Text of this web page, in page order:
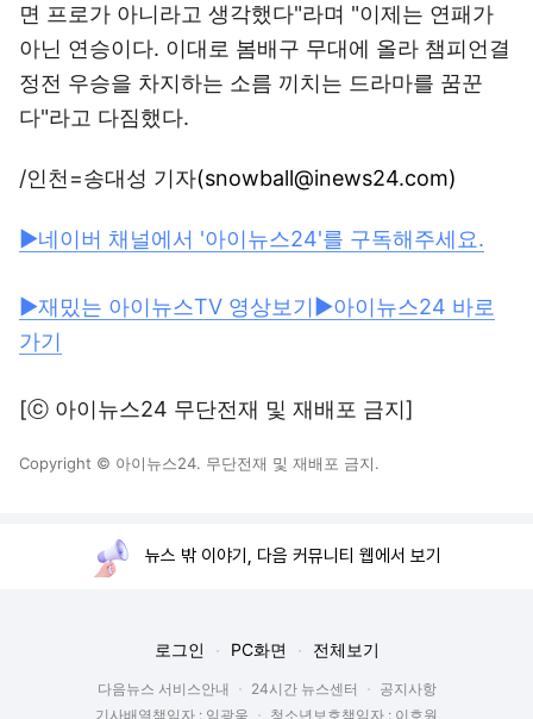
면 프로가 아니라고 생각했다"라며 "이제는 연패가
아닌 연승이다. 이대로 봄배구 무대에 올라 챔피언결
정전 우승을 차지하는 소름 끼치는 드라마를 꿈꾼
다"라고 다짐했다.
/인천=송대성 기자(snowball@inews24.com)
▶네이버 채널에서 '아이뉴스24'를 구독해주세요.
▶재밌는 아이뉴스TV 영상보기 ▶아이뉴스24 바로
가기
[ⓒ 아이뉴스24 무단전재 및 재배포 금지]
Copyright © 아이뉴스24. 무단전재 및 재배포 금지.
뉴스 밖 이야기, 다음 커뮤니티 웹에서 보기
로그인 PC화면 전체보기
다음뉴스 서비스안내 24시간 뉴스센터
공지사항
기사배열책임자 : 임광욱
청소년보호책임자 : 이호원